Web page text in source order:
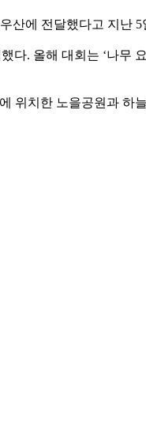
산에 전달했다고 지난 5
다. 올해 대회는 ‘나무
위치한 노을공원과 하